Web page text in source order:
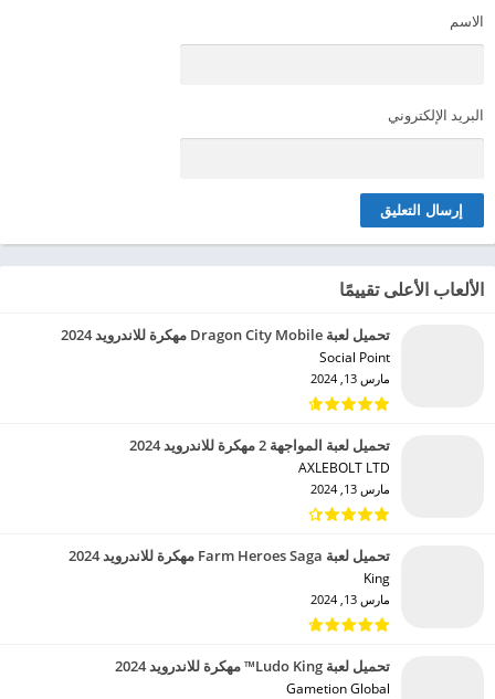
الاسم
البريد الإلكتروني
الألعاب الأعلى تقييمًا
تحميل لعبة Dragon City Mobile مهكرة للاندرويد 2024
Social Point‏
مارس 13, 2024
تحميل لعبة المواجهة 2 مهكرة للاندرويد 2024
AXLEBOLT LTD‏
مارس 13, 2024
تحميل لعبة Farm Heroes Saga مهكرة للاندرويد 2024
King‏
مارس 13, 2024
تحميل لعبة Ludo King™ مهكرة للاندرويد 2024
Gametion Global‏